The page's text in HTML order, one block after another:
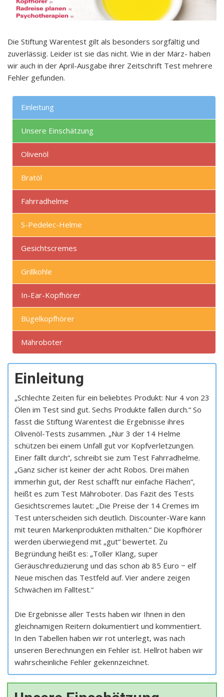
Die Stiftung Warentest gilt als besonders sorgfältig und
zuverlässig. Leider ist sie das nicht. Wie in der März- haben
wir auch in der April-Ausgabe ihrer Zeitschrift Test mehrere
Fehler gefunden.
Einleitung
Unsere Einschätzung
Olivenöl
Bratöl
Fahrradhelme
S-Pedelec-Helme
Gesichtscremes
Grillkohle
In-Ear-Kopfhörer
Bügelkopfhörer
Mähroboter
Einleitung
„Schlechte Zeiten für ein beliebtes Produkt: Nur 4 von 23
Ölen im Test sind gut. Sechs Produkte fallen durch.“ So
fasst die Stiftung Warentest die Ergebnisse ihres
Olivenöl-Tests zusammen. „Nur 3 der 14 Helme
schützen bei einem Unfall gut vor Kopfverletzungen.
Einer fällt durch“, schreibt sie zum Test Fahrradhelme.
„Ganz sicher ist keiner der acht Robos. Drei mähen
immerhin gut, der Rest schafft nur einfache Flächen“,
heißt es zum Test Mähroboter. Das Fazit des Tests
Gesichtscremes lautet: „Die Preise der 14 Cremes im
Test unterscheiden sich deutlich. Discounter-Ware kann
mit teuren Markenprodukten mithalten.“ Die Kopfhörer
werden überwiegend mit „gut“ bewertet. Zu
Begründung heißt es: „Toller Klang, super
Geräuschreduzierung und das schon ab 85 Euro − elf
Neue mischen das Testfeld auf. Vier andere zeigen
Schwächen im Falltest.“
Die Ergebnisse aller Tests haben wir Ihnen in den
gleichnamigen Reitern dokumentiert und kommentiert.
In den Tabellen haben wir rot unterlegt, was nach
unseren Berechnungen ein Fehler ist. Hellrot haben wir
wahrscheinliche Fehler gekennzeichnet.